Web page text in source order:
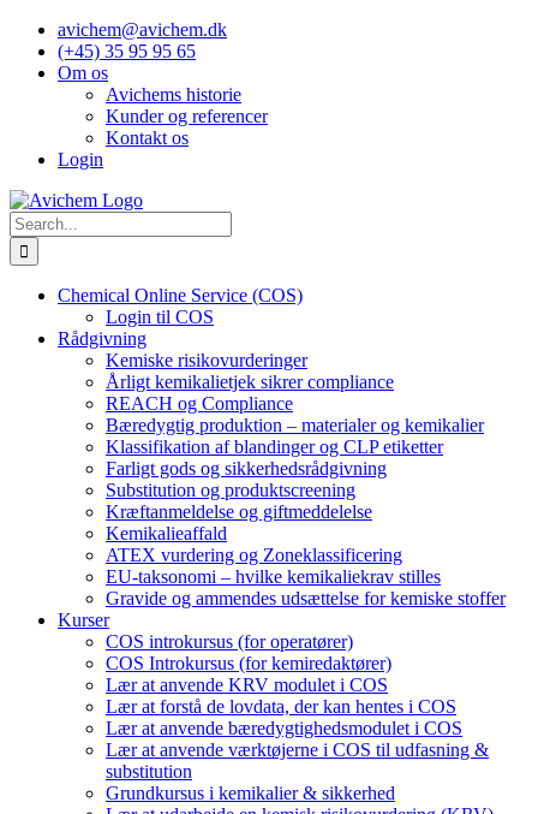
Skip
content
avichem@avichem.dk
(+45) 35 95 95 65
Om os
Avichems historie
Kunder og referencer
Kontakt os
Login
Search
for:
Chemical Online Service (COS)
Login til COS
Rådgivning
Kemiske risikovurderinger
Årligt kemikalietjek sikrer compliance
REACH og Compliance
Bæredygtig produktion – materialer og kemikalier
Klassifikation af blandinger og CLP etiketter
Farligt gods og sikkerhedsrådgivning
Substitution og produktscreening
Kræftanmeldelse og giftmeddelelse
Kemikalieaffald
ATEX vurdering og Zoneklassificering
EU-taksonomi – hvilke kemikaliekrav stilles
Gravide og ammendes udsættelse for kemiske stoffer
Kurser
COS introkursus (for operatører)
COS Introkursus (for kemiredaktører)
Lær at anvende KRV modulet i COS
Lær at forstå de lovdata, der kan hentes i COS
Lær at anvende bæredygtighedsmodulet i COS
Lær at anvende værktøjerne i COS til udfasning &
substitution
Grundkursus i kemikalier & sikkerhed